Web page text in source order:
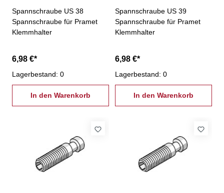
Spannschraube US 38
Spannschraube für Pramet
Klemmhalter
6,98 €*
Lagerbestand: 0
In den Warenkorb
Spannschraube US 39
Spannschraube für Pramet
Klemmhalter
6,98 €*
Lagerbestand: 0
In den Warenkorb